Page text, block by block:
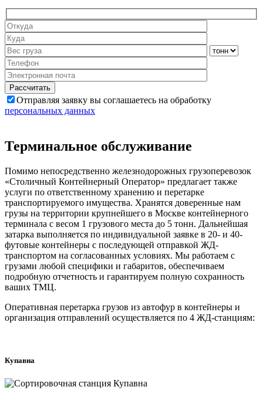
Отправляя заявку вы соглашаетесь на обработку
персональных данных
Терминальное обслуживание
Помимо непосредственно железнодорожных грузоперевозок
«Столичный Контейнерный Оператор» предлагает также
услуги по ответственному хранению и перетарке
транспортируемого имущества. Хранятся доверенные нам
грузы на территории крупнейшего в Москве контейнерного
терминала с весом 1 грузового места до 5 тонн. Дальнейшая
затарка выполняется по индивидуальной заявке в 20- и 40-
футовые контейнеры с последующей отправкой ЖД-
транспортом на согласованных условиях. Мы работаем с
грузами любой специфики и габаритов, обеспечиваем
подробную отчетность и гарантируем полную сохранность
ваших ТМЦ.
Оперативная перетарка грузов из автофур в контейнеры и
организация отправлений осуществляется по 4 ЖД-станциям:
Купавна